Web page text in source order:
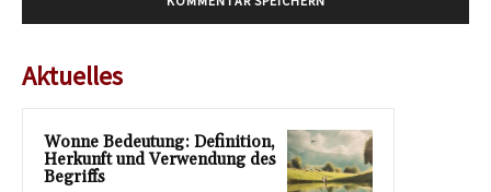
Aktuelles
Wonne Bedeutung: Definition,
Herkunft und Verwendung des
Begriffs